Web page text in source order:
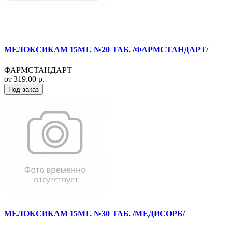
МЕЛОКСИКАМ 15МГ. №20 ТАБ. /ФАРМСТАНДАРТ/
ФАРМСТАНДАРТ
от 319.00 р.
Под заказ
МЕЛОКСИКАМ 15МГ. №30 ТАБ. /МЕДИСОРБ/